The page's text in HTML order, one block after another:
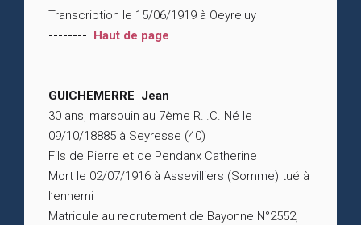
Transcription le 15/06/1919 à Oeyreluy
-------- Haut de page
GUICHEMERRE Jean
30 ans, marsouin au 7ème R.I.C. Né le
09/10/18885 à Seyresse (40)
Fils de Pierre et de Pendanx Catherine
Mort le 02/07/1916 à Assevilliers (Somme) tué à
l’ennemi
Matricule au recrutement de Bayonne N°2552,